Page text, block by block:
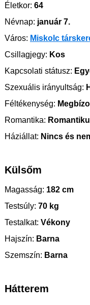
Életkor: 64
Névnap: január 7.
Város: Miskolc
Csillagjegy: Kos
Kapcsolati státusz:
Szexuális irányultság:
Féltékenység:
Romantika:
Háziállat: Nincs és
Külsőm
Magasság: 182 cm
Testsúly: 70 kg
Testalkat: Vékony
Hajszín: Barna
Szemszín: Barna
Hátterem